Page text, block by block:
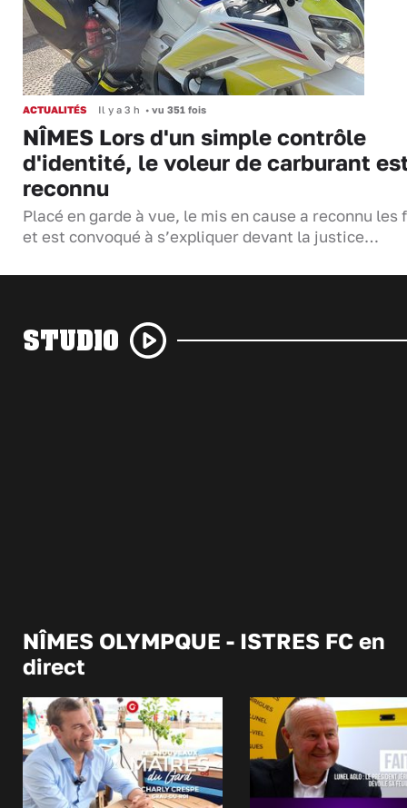
ACTUALITÉS Il y a 3 h • vu 351 fois
NÎMES Lors d'un simple contrôle
d'identité, le voleur de carburant
reconnu
Placé en garde à vue, le mis en cause a reconnu les
et est convoqué à s’expliquer devant la justice…
STUDIO
NÎMES OLYMPQUE - ISTRES FC en
direct